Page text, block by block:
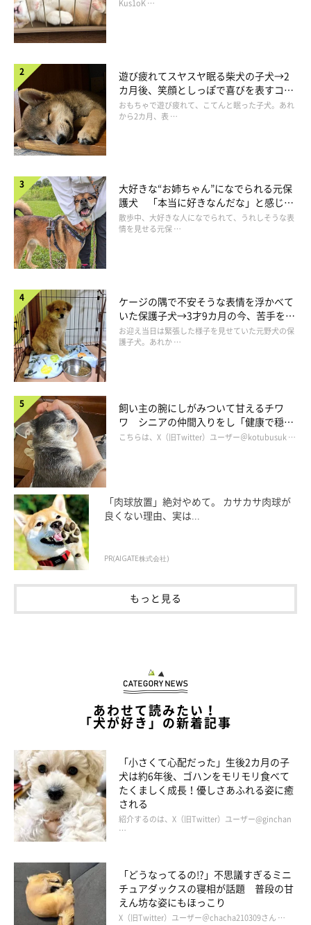
@ hanahana.1202
「んんッ(｀・ω・´)？」
横に思いっきり首をかしげます！
しかも、飼い主さんが小刻みに吹く口笛の音にもつられて、首
も小刻みに動く！！
@hanahana.1202
動いてしまう！！！
長！
Kus1oK …
遊び疲れてスヤスヤ眠る柴犬の子犬→2
カ月後、笑顔としっぽで喜びを表すコに
成長！
おもちゃで遊び疲れて、こてんと眠った子犬。あれ
から2カ月、表 …
大好きな“お姉ちゃん”になでられる元保
護犬 「本当に好きなんだな」と感じる
表情にほっこり
散歩中、大好きな人になでられて、うれしそうな表
情を見せる元保 …
ケージの隅で不安そうな表情を浮かべて
いた保護子犬→3才9カ月の今、苦手を克
服し頼もしいコに成長！
お迎え当日は緊張した様子を見せていた元野犬の保
護子犬。あれか …
飼い主の腕にしがみついて甘えるチワ
ワ シニアの仲間入りをし「健康で穏や
かな暮らしが続いてほしい」と願う
こちらは、X（旧Twitter）ユーザー＠kotubusuk …
「肉球放置」絶対やめて。 カサカサ肉球が
良くない理由、実は...
PR(AIGATE株式会社)
もっと見る
あわせて読みたい！
「犬が好き」の新着記事
「小さくて心配だった」生後2カ月の子
犬は約6年後、ゴハンをモリモリ食べて
たくましく成長！優しさあふれる姿に癒
される
紹介するのは、X（旧Twitter）ユーザー@ginchan
…
「どうなってるの!?」不思議すぎるミニ
チュアダックスの寝相が話題 普段の甘
えん坊な姿にもほっこり
X（旧Twitter）ユーザー＠chacha210309さん …